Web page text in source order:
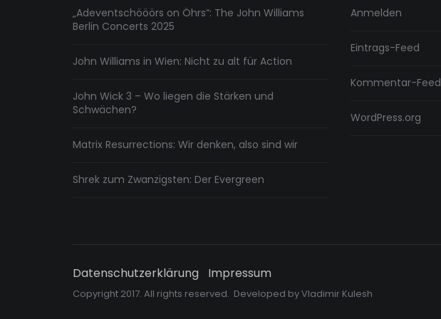
„Adeventschööörs on Öhrs“: The John Williams
Berlin Concerts 2025
John Williams in Wien: Nicht zu alt für Action
John Wick 3 – Wo liegen die Stärken und
Schwächen?
Matrix Resurrections: Wir denken, also sind wir
Shrek zum Zwanzigsten: Der Evergreen
Anmelden
Eintrags-Feed
Kommentar-Feed
WordPress.org
Datenschutzerklärung Impressum
Copyright 2017. All rights reserved. Developed byVladimir Kulesh